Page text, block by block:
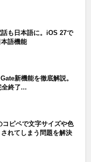
も日本語に。iOS 27で
語機能
新機能を徹底解説。
終了...
コピペで文字サイズや色
れてしまう問題を解決